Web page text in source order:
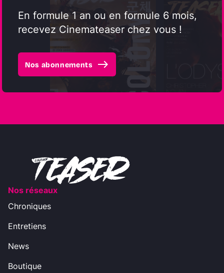
En formule 1 an ou en formule 6 mois,
recevez Cinemateaser chez vous !
Nos abonnements east
Nos réseaux
Chroniques
Entretiens
News
Boutique